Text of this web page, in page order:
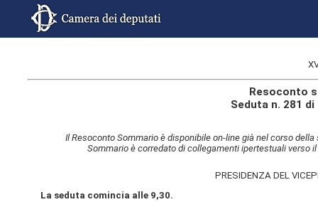
Resoconto
Seduta n. 281
Il Resoconto Sommario è disponibile on-line già nel corso
Sommario è corredato di collegamenti ipertestuali verso
PRESIDENZA DEL
La seduta comincia alle 9,30.